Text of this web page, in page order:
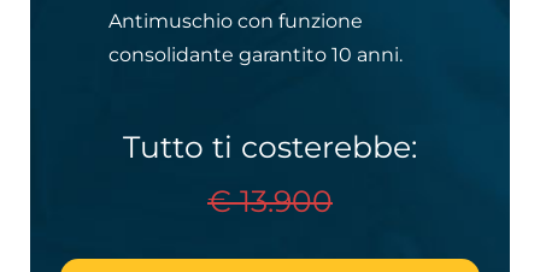
Antimuschio con funzione
consolidante garantito 10 anni.
Tutto ti costerebbe:
€ 13.900